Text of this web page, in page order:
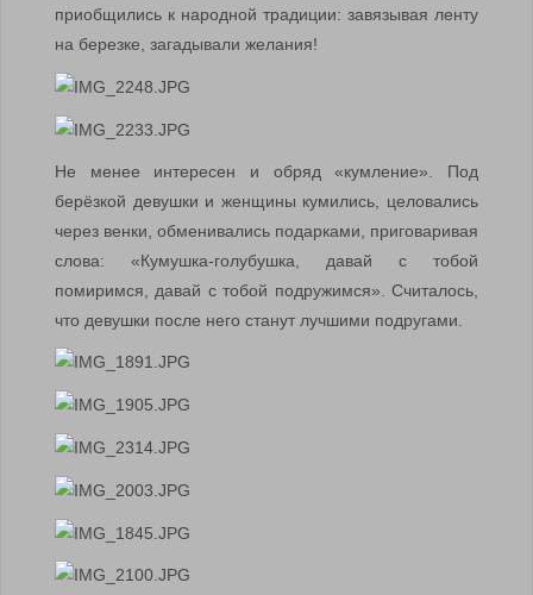
приобщились к народной традиции: завязывая ленту
на березке, загадывали желания!
Не менее интересен и обряд «кумление». Под
берёзкой девушки и женщины кумились, целовались
через венки, обменивались подарками, приговаривая
слова: «Кумушка-голубушка, давай с тобой
помиримся, давай с тобой подружимся». Считалось,
что девушки после него станут лучшими подругами.